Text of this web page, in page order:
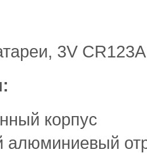
3V
корпус
алюминиевый